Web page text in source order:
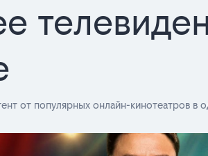
от популярных онлайн-кинотеатров